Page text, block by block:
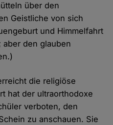
über den
Geistliche von sich
und Himmelfahrt
aber den glauben
die religiöse
hat der ultraorthodoxe
verboten, den
zu anschauen. Sie